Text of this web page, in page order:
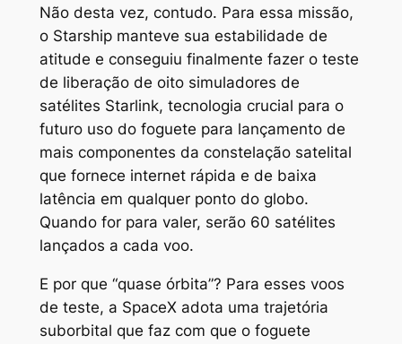
Não desta vez, contudo. Para essa missão,
o Starship manteve sua estabilidade de
atitude e conseguiu finalmente fazer o teste
de liberação de oito simuladores de
satélites Starlink, tecnologia crucial para o
futuro uso do foguete para lançamento de
mais componentes da constelação satelital
que fornece internet rápida e de baixa
latência em qualquer ponto do globo.
Quando for para valer, serão 60 satélites
lançados a cada voo.
E por que “quase órbita”? Para esses voos
de teste, a SpaceX adota uma trajetória
suborbital que faz com que o foguete